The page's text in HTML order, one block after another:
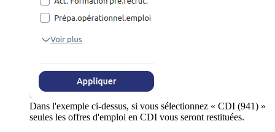
Dans l'exemple ci-dessus, si vous sélectionnez « CDI (941) »
seules les offres d'emploi en CDI vous seront restituées.